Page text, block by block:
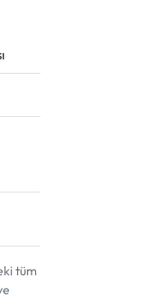
tüm